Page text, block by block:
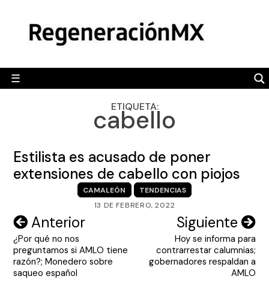
content
☰
POLÍTICA
CAMALEÓN
OPINIÓN
ENGLISH SECTION
VIDEOS
ETIQUETA:
cabello
Estilista es acusado de poner
extensiones de cabello con piojos
CAMALEÓN
TENDENCIAS
13 DE FEBRERO, 2022
Navegación
de
entradas
Anterior
¿Por qué no nos
preguntamos si AMLO tiene
razón?; Monedero sobre
saqueo español
Siguiente
Hoy se informa para
contrarrestar calumnias;
gobernadores respaldan a
AMLO